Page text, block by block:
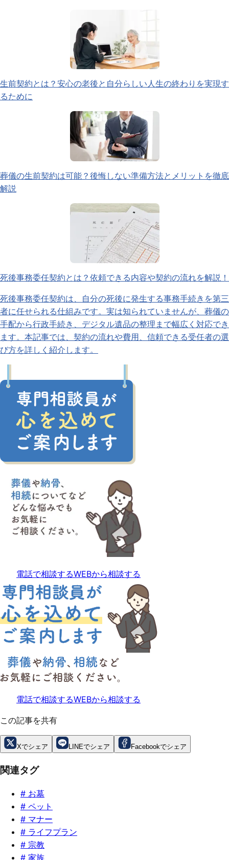
生前契約とは？安心の老後と自分らしい人生の終わりを実現す
るために
葬儀の生前契約は可能？後悔しない準備方法とメリットを徹底
解説
死後事務委任契約とは？依頼できる内容や契約の流れを解説！
死後事務委任契約は、自分の死後に発生する事務手続きを第三
者に任せられる仕組みです。実は知られていませんが、葬儀の
手配から行政手続き、デジタル遺品の整理まで幅広く対応でき
ます。本記事では、契約の流れや費用、信頼できる受任者の選
び方を詳しく紹介します。
電話で相談するWEBから相談する
電話で相談するWEBから相談する
この記事を共有
Xでシェア LINEでシェア Facebookでシェア
関連タグ
# お墓
# ペット
# マナー
# ライフプラン
# 宗教
# 家族